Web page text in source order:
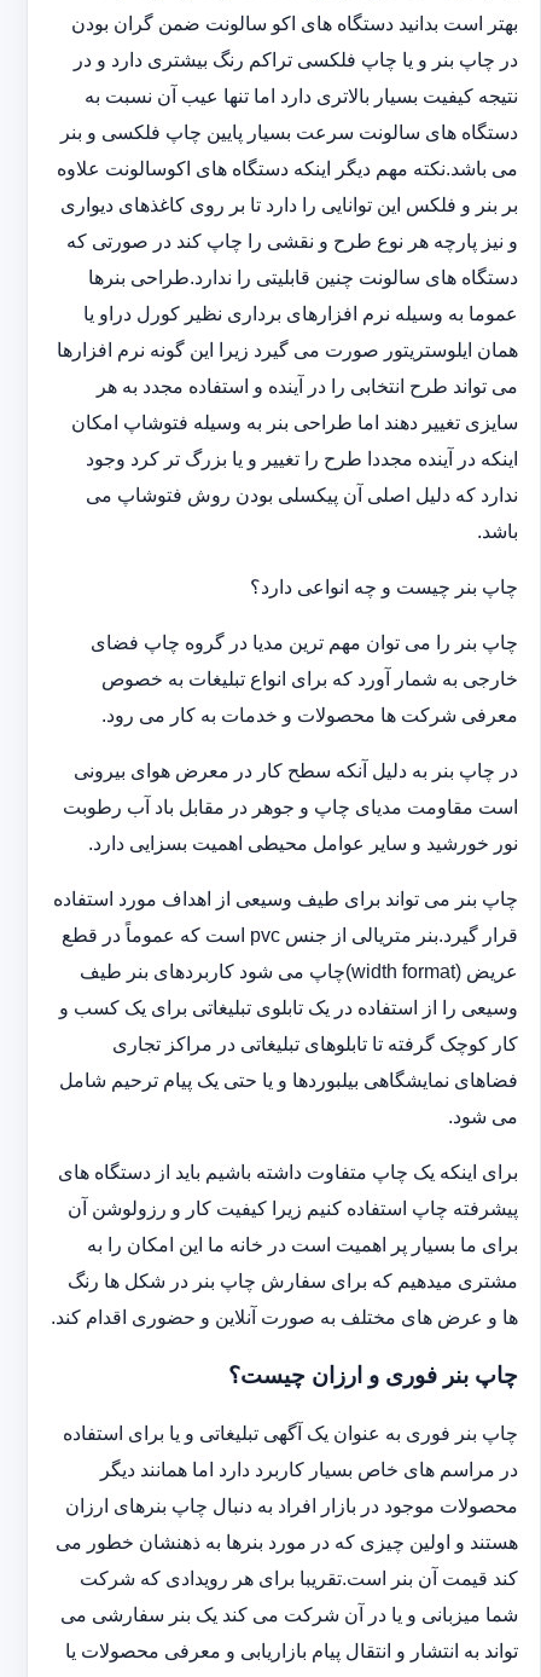
بهتر است بدانید دستگاه های اکو سالونت ضمن گران بودن
در چاپ بنر و یا چاپ فلکسی تراکم رنگ بیشتری دارد و در
نتیجه کیفیت بسیار بالاتری دارد اما تنها عیب آن نسبت به
دستگاه های سالونت سرعت بسیار پایین چاپ فلکسی و بنر
می باشد.نکته مهم دیگر اینکه دستگاه های اکوسالونت علاوه
بر بنر و فلکس این توانایی را دارد تا بر روی کاغذهای دیواری
و نیز پارچه هر نوع طرح و نقشی را چاپ کند در صورتی که
دستگاه های سالونت چنین قابلیتی را ندارد.طراحی بنرها
عموما به وسیله نرم افزارهای برداری نظیر کورل دراو یا
همان ایلوستریتور صورت می گیرد زیرا این گونه نرم افزارها
می تواند طرح انتخابی را در آینده و استفاده مجدد به هر
سایزی تغییر دهند اما طراحی بنر به وسیله فتوشاپ امکان
اینکه در آینده مجددا طرح را تغییر و یا بزرگ تر کرد وجود
ندارد که دلیل اصلی آن پیکسلی بودن روش فتوشاپ می
باشد.
چاپ بنر چیست و چه انواعی دارد؟
چاپ بنر را می توان مهم ترین مدیا در گروه چاپ فضای
خارجی به شمار آورد که برای انواع تبلیغات به خصوص
معرفی شرکت ها محصولات و خدمات به کار می رود.
در چاپ بنر به دلیل آنکه سطح کار در معرض هوای بیرونی
است مقاومت مدیای چاپ و جوهر در مقابل باد آب رطوبت
نور خورشید و سایر عوامل محیطی اهمیت بسزایی دارد.
چاپ بنر می تواند برای طیف وسیعی از اهداف مورد استفاده
قرار گیرد.بنر متریالی از جنس pvc است که عموماً در قطع
عریض (width format)چاپ می شود کاربردهای بنر طیف
وسیعی را از استفاده در یک تابلوی تبلیغاتی برای یک کسب و
کار کوچک گرفته تا تابلوهای تبلیغاتی در مراکز تجاری
فضاهای نمایشگاهی بیلبوردها و یا حتی یک پیام ترحیم شامل
می شود.
برای اینکه یک چاپ متفاوت داشته باشیم باید از دستگاه های
پیشرفته چاپ استفاده کنیم زیرا کیفیت کار و رزولوشن آن
برای ما بسیار پر اهمیت است در خانه ما این امکان را به
مشتری میدهیم که برای سفارش چاپ بنر در شکل ها رنگ
ها و عرض های مختلف به صورت آنلاین و حضوری اقدام کند.
چاپ بنر فوری و ارزان چیست؟
چاپ بنر فوری به عنوان یک آگهی تبلیغاتی و یا برای استفاده
در مراسم های خاص بسیار کاربرد دارد اما همانند دیگر
محصولات موجود در بازار افراد به دنبال چاپ بنرهای ارزان
هستند و اولین چیزی که در مورد بنرها به ذهنشان خطور می
کند قیمت آن بنر است.تقریبا برای هر رویدادی که شرکت
شما میزبانی و یا در آن شرکت می کند یک بنر سفارشی می
تواند به انتشار و انتقال پیام بازاریابی و معرفی محصولات یا